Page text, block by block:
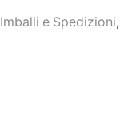
Imballi e Spedizioni,